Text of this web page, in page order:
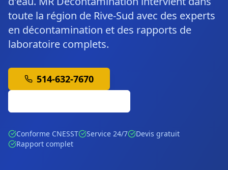
toute la région de Rive-Sud avec des experts
en décontamination et des rapports de
laboratoire complets.
514-632-7670
Conforme CNESST Service 24/7
Devis gratuit
Rapport complet